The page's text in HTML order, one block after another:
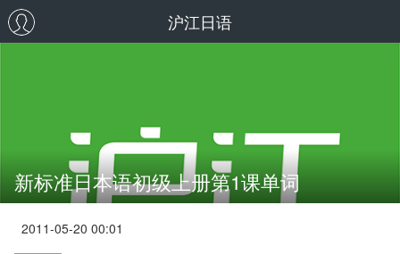
沪江日语
新标准日本语初级上册第1课单词
2011-05-20 00:01